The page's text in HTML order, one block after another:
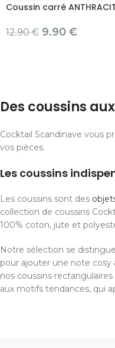
Coussin carré
12.90€ 9.90 €
Des coussins
Cocktail Scandinave vous
vos pièces.
Les coussins
Les coussins sont des
collection de coussins
100% coton, jute et
Notre sélection se
pour ajouter une note cosy
nos coussins
aux motifs tendances, qui